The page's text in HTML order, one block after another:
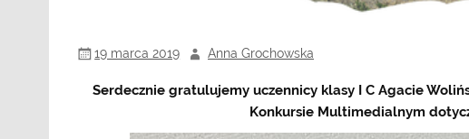
19 marca 2019 Anna Grochowska
Serdecznie gratulujemy uczennicy klasy I C Agacie
Konkursie Multimedialnym